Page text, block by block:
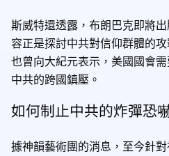
斯威特還透露，布朗巴克即將
容正是探討中共對信仰群體的
也曾向大紀元表示，美國國會
中共的跨國鎮壓。
如何制止中共的炸彈恐
據神韻藝術團的消息，至今針